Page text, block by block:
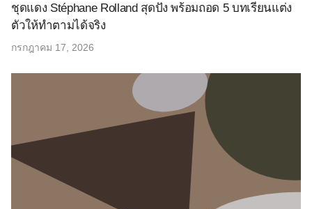
ชุดแดง Stéphane Rolland สุดปัง พร้อมถอด 5 บทเรียนแต่ง
ตัวให้ทำตามได้จริง
กรกฎาคม 17, 2026